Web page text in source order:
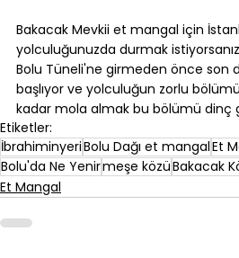
Bakacak Mevkii et mangal için
yolculuğunuzda durmak
Bolu Tüneli'ne girmeden önce son
başlıyor ve yolculuğun zorlu
kadar mola almak bu bölümü dinç
Etiketler:
İbrahiminyeriBolu Dağı et mangalEt
Bolu'da Ne Yenirmeşe közüBakacak
Et Mangal